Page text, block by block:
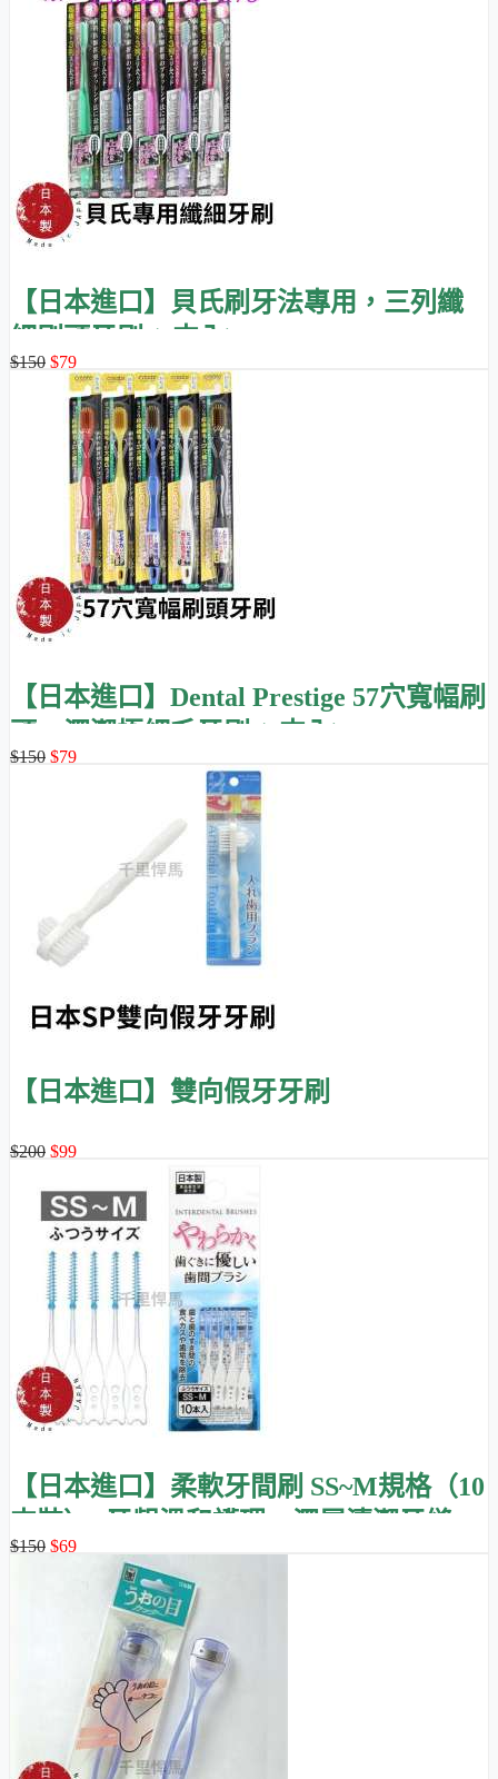
【日本進口】貝氏刷牙法專用，三列纖
細刷頭牙刷 (1支入)
$150 $79
【日本進口】Dental Prestige 57穴寬幅刷
頭，深潔極細毛牙刷 (1支入)
$150 $79
【日本進口】雙向假牙牙刷
$200 $99
【日本進口】柔軟牙間刷 SS~M規格（10
支裝）- 牙齦溫和護理，深層清潔牙縫
$150 $69